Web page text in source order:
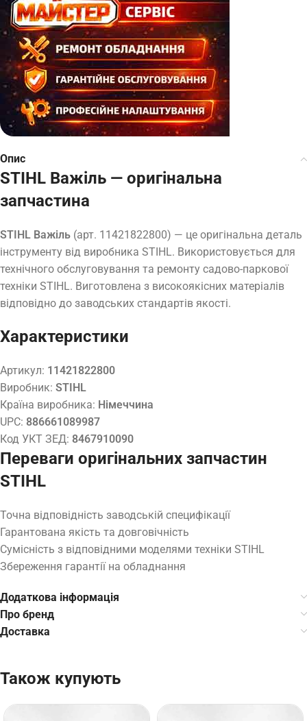
Опис
STIHL Важіль — оригінальна
запчастина
STIHL Важіль (арт. 11421822800) — це оригінальна деталь
інструменту від виробника STIHL. Використовується для
технічного обслуговування та ремонту садово-паркової
техніки STIHL. Виготовлена з високоякісних матеріалів
відповідно до заводських стандартів якості.
Характеристики
Артикул: 11421822800
Виробник: STIHL
Країна виробника: Німеччина
UPC: 886661089987
Код УКТ ЗЕД: 8467910090
Переваги оригінальних запчастин
STIHL
Точна відповідність заводській специфікації
Гарантована якість та довговічність
Сумісність з відповідними моделями техніки STIHL
Збереження гарантії на обладнання
Додаткова інформація
Про бренд
Доставка
Також купують